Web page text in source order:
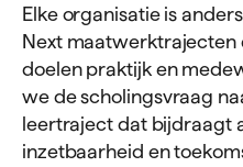
Elke organisatie is
Next maatwerktrajecten
doelen praktijk en
we de scholingsvraag
leertraject dat bijdraagt
inzetbaarheid en